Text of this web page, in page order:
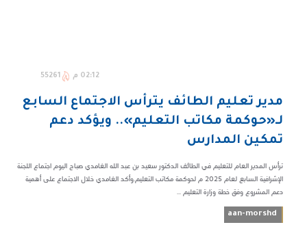
02:12 م 55261
مدير تعليم الطائف يترأس الاجتماع السابع
لـ«حوكمة مكاتب التعليم».. ويؤكد دعم
تمكين المدارس
ترأس المدير العام للتعليم في الطائف الدكتور سعيد بن عبد الله الغامدي صباح اليوم اجتماع اللجنة
الإشرافية السابع لعام 2025 م لحوكمة مكاتب التعليم.وأكد الغامدي خلال الاجتماع على أهمية
دعم المشروع وفق خطة وزارة التعليم ...
aan-morshd